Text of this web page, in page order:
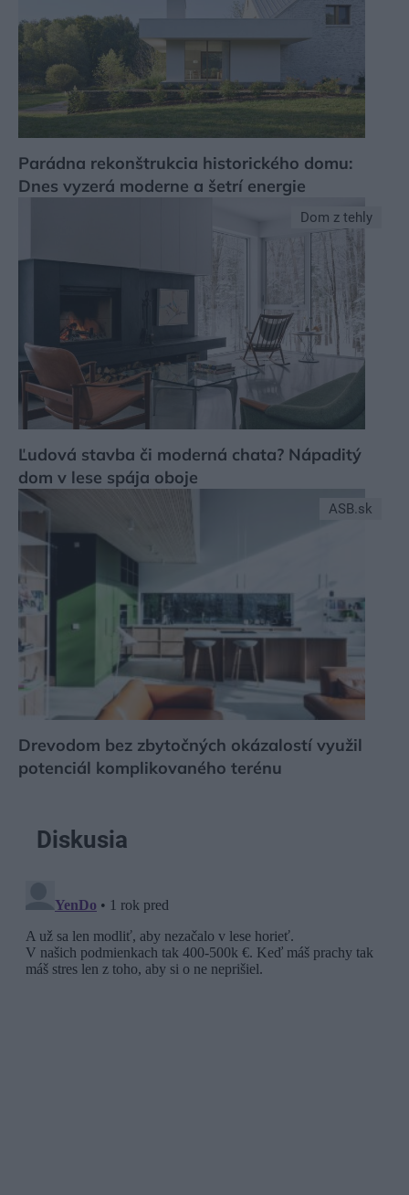
Parádna rekonštrukcia historického domu:
Dnes vyzerá moderne a šetrí energie
Dom z tehly
Ľudová stavba či moderná chata? Nápaditý
dom v lese spája oboje
ASB.sk
Drevodom bez zbytočných okázalostí využil
potenciál komplikovaného terénu
Diskusia